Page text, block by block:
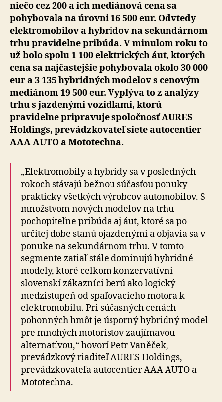
stúpla
niečo cez 200 a ich mediánová cena sa
pohybovala na úrovni 16 500 eur. Odvtedy
elektromobilov a hybridov na sekundárnom
trhu pravidelne pribúda. V minulom roku to
už bolo spolu 1 100 elektrických áut, ktorých
cena sa najčastejšie pohybovala okolo 30 000
eur a 3 135 hybridných modelov s cenovým
mediánom 19 500 eur. Vyplýva to z analýzy
trhu s jazdenými vozidlami, ktorú
pravidelne pripravuje spoločnosť AURES
Holdings, prevádzkovateľ siete autocentier
AAA AUTO a Mototechna.
„Elektromobily a hybridy sa v posledných
rokoch stávajú bežnou súčasťou ponuky
prakticky všetkých výrobcov automobilov. S
množstvom nových modelov na trhu
pochopiteľne pribúda aj áut, ktoré sa po
určitej dobe stanú ojazdenými a objavia sa v
ponuke na sekundárnom trhu. V tomto
segmente zatiaľ stále dominujú hybridné
modely, ktoré celkom konzervatívni
slovenskí zákazníci berú ako logický
medzistupeň od spaľovacieho motora k
elektromobilu. Pri súčasných cenách
pohonných hmôt je úsporný hybridný model
pre mnohých motoristov zaujímavou
alternatívou,“ hovorí Petr Vaněček,
prevádzkový riaditeľ AURES Holdings,
prevádzkovateľa autocentier AAA AUTO a
Mototechna.